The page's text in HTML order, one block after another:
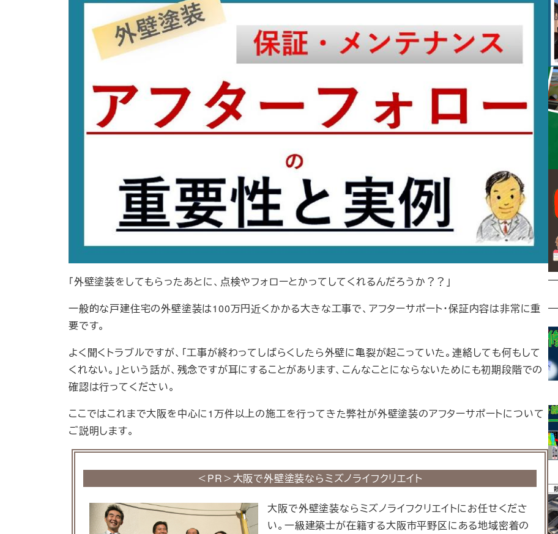
「外壁塗装をしてもらったあとに、点検やフォローとかってしてくれるんだろうか？？」
一般的な戸建住宅の外壁塗装は100万円近くかかる大きな工事で、アフターサポート・保証内容は非常に重
要です。
よく聞くトラブルですが、「工事が終わってしばらくしたら外壁に亀裂が起こっていた。連絡しても何もして
くれない。」という話が、残念ですが耳にすることがあります、こんなことにならないためにも初期段階での
確認は行ってください。
ここではこれまで大阪を中心に1万件以上の施工を行ってきた弊社が外壁塗装のアフターサポートについて
ご説明します。
＜PR＞大阪で外壁塗装ならミズノライフクリエイト
大阪で外壁塗装ならミズノライフクリエイトにお任せくださ
い。一級建築士が在籍する大阪市平野区にある地域密着の